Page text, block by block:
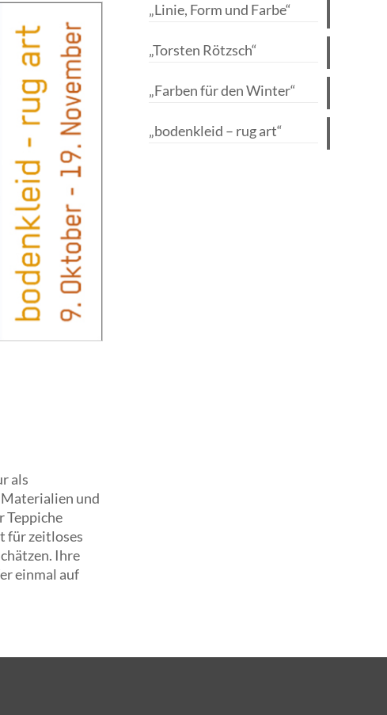
als
und
Teppiche
für zeitloses
Ihre
einmal auf
„Linie, Form und Farbe“
„Torsten Rötzsch“
„Farben für den Winter“
„bodenkleid – rug art“